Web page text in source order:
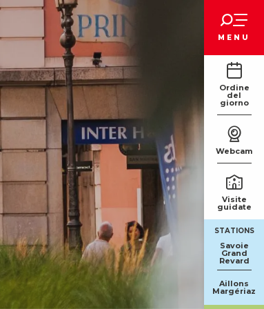
MENU
Ordine
del
giorno
Webcam
Visite
guidate
STATIONS
Savoie
Grand
Revard
Aillons
Margériaz